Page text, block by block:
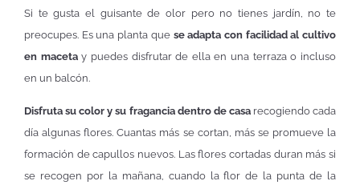
Si te gusta el guisante de olor pero no tienes jardín, no te
preocupes. Es una planta que se adapta con facilidad al cultivo
en macetay puedes disfrutar de ella en una terraza o incluso
en un balcón.
Disfruta su color y su fragancia dentro de casa recogiendo cada
día algunas flores. Cuantas más se cortan, más se promueve la
formación de capullos nuevos. Las flores cortadas duran más si
se recogen por la mañana, cuando la flor de la punta de la